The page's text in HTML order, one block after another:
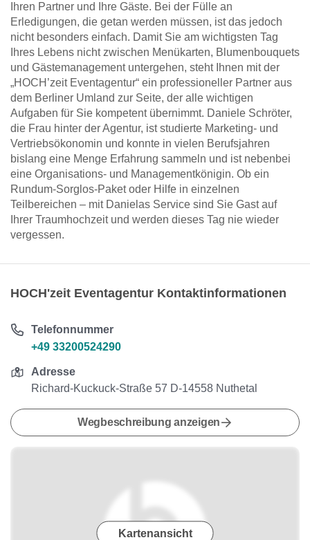
Ihren Partner und Ihre Gäste. Bei der Fülle an
Erledigungen, die getan werden müssen, ist das jedoch
nicht besonders einfach. Damit Sie am wichtigsten Tag
Ihres Lebens nicht zwischen Menükarten, Blumenbouquets
und Gästemanagement untergehen, steht Ihnen mit der
„HOCH’zeit Eventagentur“ ein professioneller Partner aus
dem Berliner Umland zur Seite, der alle wichtigen
Aufgaben für Sie kompetent übernimmt. Daniele Schröter,
die Frau hinter der Agentur, ist studierte Marketing- und
Vertriebsökonomin und konnte in vielen Berufsjahren
bislang eine Menge Erfahrung sammeln und ist nebenbei
eine Organisations- und Managementkönigin. Ob ein
Rundum-Sorglos-Paket oder Hilfe in einzelnen
Teilbereichen – mit Danielas Service sind Sie Gast auf
Ihrer Traumhochzeit und werden dieses Tag nie wieder
vergessen.
HOCH'zeit Eventagentur Kontaktinformationen
Telefonnummer
+49 33200524290
Adresse
Richard-Kuckuck-Straße 57 D-14558 Nuthetal
Wegbeschreibung anzeigen
Kartenansicht